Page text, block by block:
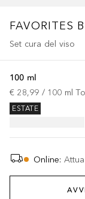
FAVORITES
Set cura del viso
100 ml
€ 28,99 / 100 ml
ESTATE
Online: